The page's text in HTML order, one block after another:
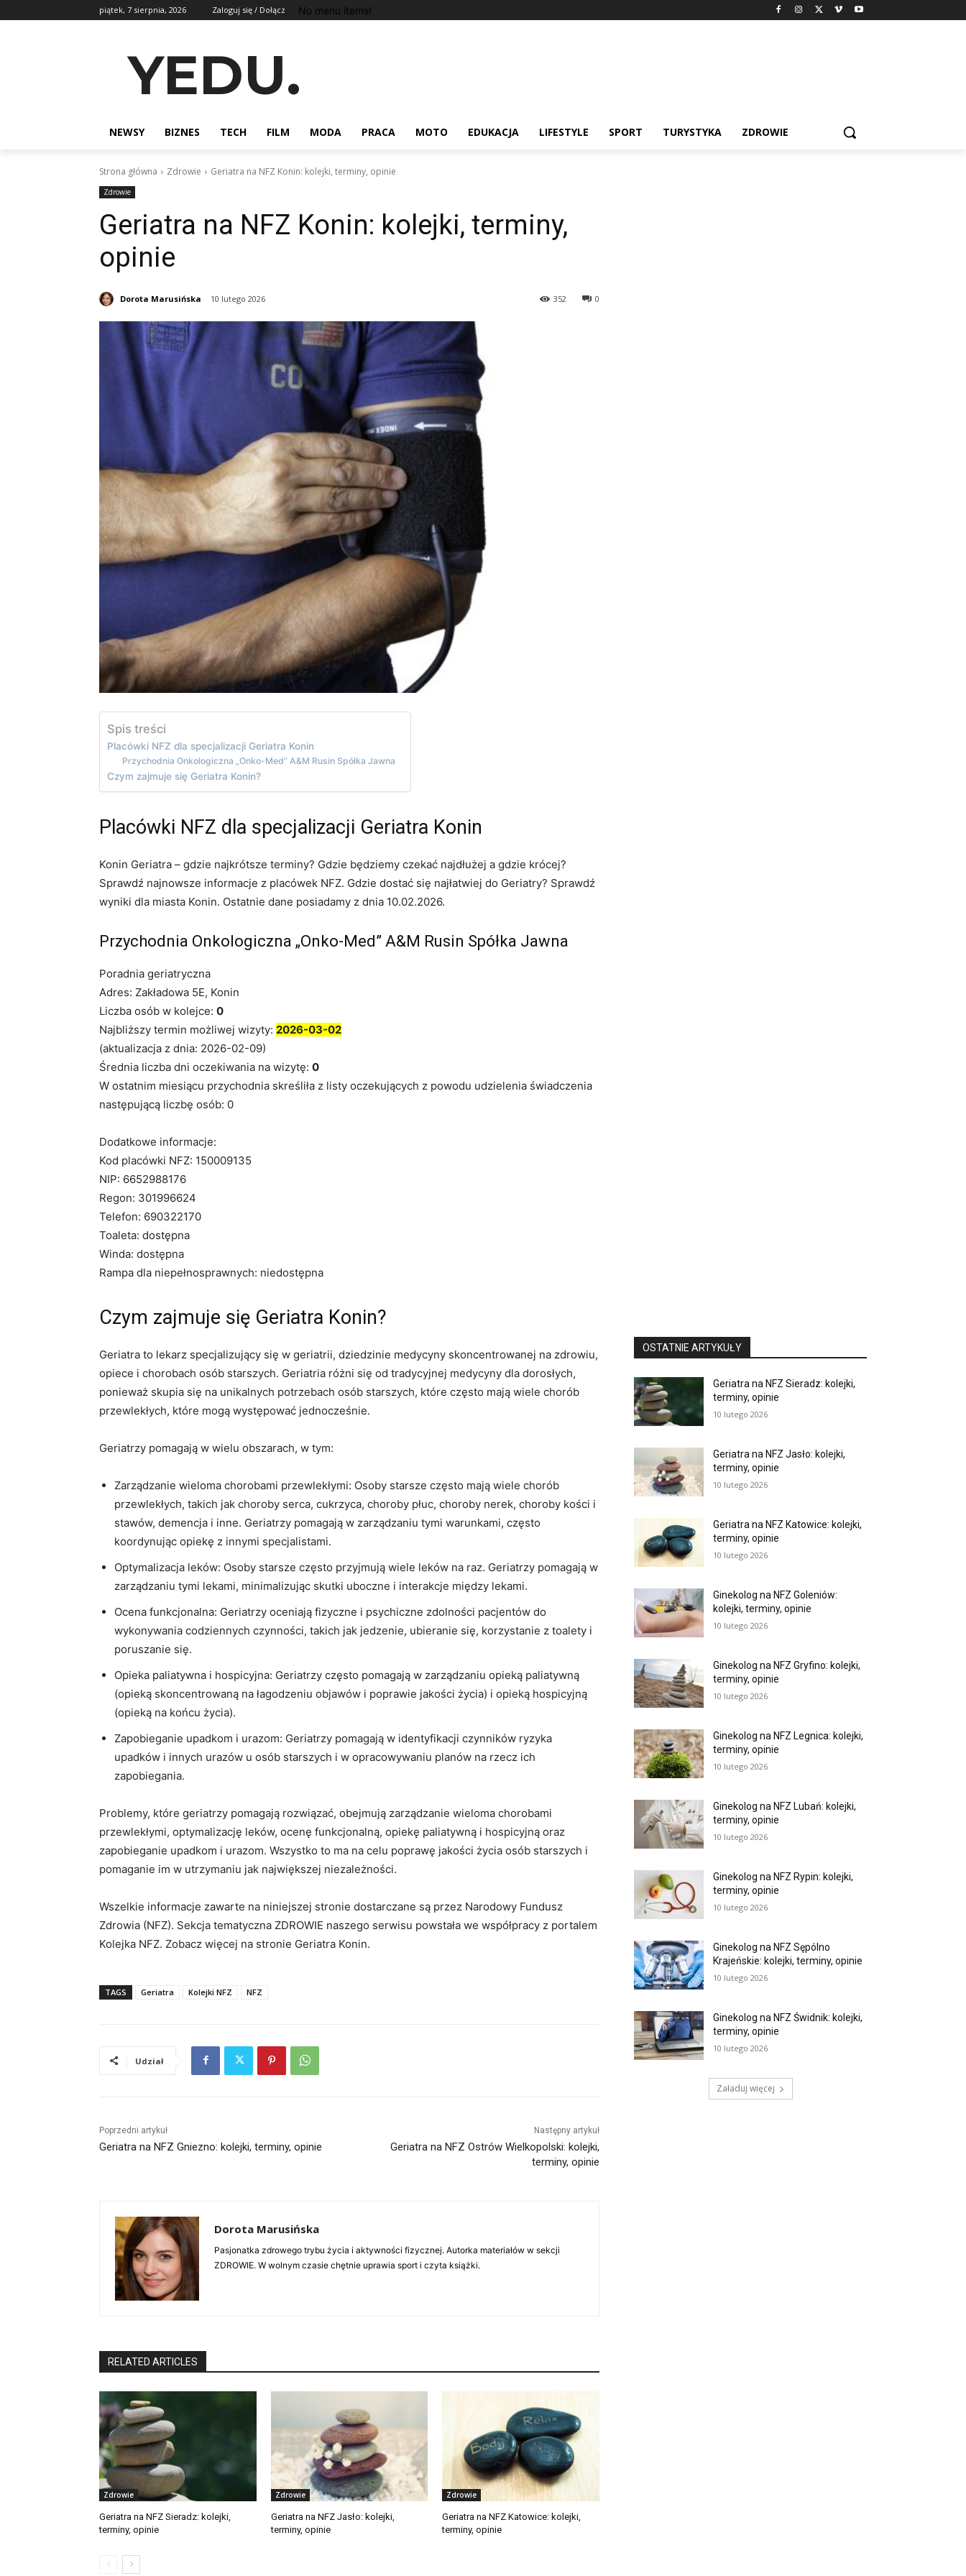
piątek, 7 sierpnia, 2026 Zaloguj się / Dołącz No menu items!
YEDU.
NEWSY BIZNES TECH FILM MODA PRACA MOTO EDUKACJA LIFESTYLE SPORT TURYSTYKA ZDROWIE
Strona główna Zdrowie Geriatra na NFZ Konin: kolejki, terminy, opinie
Zdrowie
Geriatra na NFZ Konin: kolejki, terminy,
opinie
Dorota Marusińska 10 lutego 2026 0
352
Spis treści
Placówki NFZ dla specjalizacji Geriatra Konin
Przychodnia Onkologiczna „Onko-Med” A&M Rusin Spółka Jawna
Czym zajmuje się Geriatra Konin?
Placówki NFZ dla specjalizacji Geriatra Konin
Konin Geriatra – gdzie najkrótsze terminy? Gdzie będziemy czekać najdłużej a gdzie krócej?
Sprawdź najnowsze informacje z placówek NFZ. Gdzie dostać się najłatwiej do Geriatry? Sprawdź
wyniki dla miasta Konin. Ostatnie dane posiadamy z dnia 10.02.2026.
Przychodnia Onkologiczna „Onko-Med” A&M Rusin Spółka Jawna
Poradnia geriatryczna
Adres: Zakładowa 5E, Konin
Liczba osób w kolejce: 0
Najbliższy termin możliwej wizyty: 2026-03-02
(aktualizacja z dnia: 2026-02-09)
Średnia liczba dni oczekiwania na wizytę: 0
W ostatnim miesiącu przychodnia skreśliła z listy oczekujących z powodu udzielenia świadczenia
następującą liczbę osób: 0
Dodatkowe informacje:
Kod placówki NFZ: 150009135
NIP: 6652988176
Regon: 301996624
Telefon: 690322170
Toaleta: dostępna
Winda: dostępna
Rampa dla niepełnosprawnych: niedostępna
Czym zajmuje się Geriatra Konin?
Geriatra to lekarz specjalizujący się w geriatrii, dziedzinie medycyny skoncentrowanej na zdrowiu,
opiece i chorobach osób starszych. Geriatria różni się od tradycyjnej medycyny dla dorosłych,
ponieważ skupia się na unikalnych potrzebach osób starszych, które często mają wiele chorób
przewlekłych, które mogą występować jednocześnie.
Geriatrzy pomagają w wielu obszarach, w tym:
Zarządzanie wieloma chorobami przewlekłymi: Osoby starsze często mają wiele chorób
przewlekłych, takich jak choroby serca, cukrzyca, choroby płuc, choroby nerek, choroby kości i
stawów, demencja i inne. Geriatrzy pomagają w zarządzaniu tymi warunkami, często
koordynując opiekę z innymi specjalistami.
Optymalizacja leków: Osoby starsze często przyjmują wiele leków na raz. Geriatrzy pomagają w
zarządzaniu tymi lekami, minimalizując skutki uboczne i interakcje między lekami.
Ocena funkcjonalna: Geriatrzy oceniają fizyczne i psychiczne zdolności pacjentów do
wykonywania codziennych czynności, takich jak jedzenie, ubieranie się, korzystanie z toalety i
poruszanie się.
Opieka paliatywna i hospicyjna: Geriatrzy często pomagają w zarządzaniu opieką paliatywną
(opieką skoncentrowaną na łagodzeniu objawów i poprawie jakości życia) i opieką hospicyjną
(opieką na końcu życia).
Zapobieganie upadkom i urazom: Geriatrzy pomagają w identyfikacji czynników ryzyka
upadków i innych urazów u osób starszych i w opracowywaniu planów na rzecz ich
zapobiegania.
Problemy, które geriatrzy pomagają rozwiązać, obejmują zarządzanie wieloma chorobami
przewlekłymi, optymalizację leków, ocenę funkcjonalną, opiekę paliatywną i hospicyjną oraz
zapobieganie upadkom i urazom. Wszystko to ma na celu poprawę jakości życia osób starszych i
pomaganie im w utrzymaniu jak największej niezależności.
Wszelkie informacje zawarte na niniejszej stronie dostarczane są przez Narodowy Fundusz
Zdrowia (NFZ). Sekcja tematyczna ZDROWIE naszego serwisu powstała we współpracy z portalem
Kolejka NFZ. Zobacz więcej na stronie Geriatra Konin.
TAGS Geriatra Kolejki NFZ NFZ
Udział
Poprzedni artykuł
Geriatra na NFZ Gniezno: kolejki, terminy, opinie
Następny artykuł
Geriatra na NFZ Ostrów Wielkopolski: kolejki,
terminy, opinie
Dorota Marusińska
Pasjonatka zdrowego trybu życia i aktywności fizycznej. Autorka materiałów w sekcji
ZDROWIE. W wolnym czasie chętnie uprawia sport i czyta książki.
RELATED ARTICLES
Zdrowie
Geriatra na NFZ Sieradz: kolejki,
terminy, opinie
Zdrowie
Geriatra na NFZ Jasło: kolejki,
terminy, opinie
Zdrowie
Geriatra na NFZ Katowice: kolejki,
terminy, opinie
OSTATNIE ARTYKUŁY
Geriatra na NFZ Sieradz: kolejki,
terminy, opinie
10 lutego 2026
Geriatra na NFZ Jasło: kolejki,
terminy, opinie
10 lutego 2026
Geriatra na NFZ Katowice: kolejki,
terminy, opinie
10 lutego 2026
Ginekolog na NFZ Goleniów:
kolejki, terminy, opinie
10 lutego 2026
Ginekolog na NFZ Gryfino: kolejki,
terminy, opinie
10 lutego 2026
Ginekolog na NFZ Legnica: kolejki,
terminy, opinie
10 lutego 2026
Ginekolog na NFZ Lubań: kolejki,
terminy, opinie
10 lutego 2026
Ginekolog na NFZ Rypin: kolejki,
terminy, opinie
10 lutego 2026
Ginekolog na NFZ Sępólno
Krajeńskie: kolejki, terminy, opinie
10 lutego 2026
Ginekolog na NFZ Świdnik: kolejki,
terminy, opinie
10 lutego 2026
Załaduj więcej